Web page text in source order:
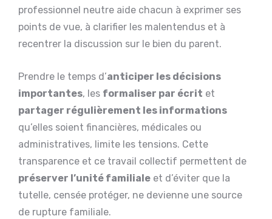
professionnel neutre aide chacun à exprimer ses
points de vue, à clarifier les malentendus et à
recentrer la discussion sur le bien du parent.
Prendre le temps d’anticiper les décisions
importantes, les formaliser par écrit et
partager régulièrement les informations
qu’elles soient financières, médicales ou
administratives, limite les tensions. Cette
transparence et ce travail collectif permettent de
préserver l’unité familiale et d’éviter que la
tutelle, censée protéger, ne devienne une source
de rupture familiale.